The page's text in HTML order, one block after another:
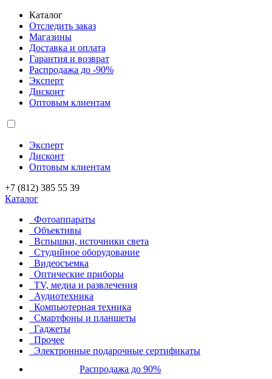
Каталог
Отследить заказ
Магазины
Доставка и оплата
Гарантия и возврат
Распродажа до -90%
Эксперт
Дисконт
Оптовым клиентам
Эксперт
Дисконт
Оптовым клиентам
+7 (812) 385 55 39
Каталог
Фотоаппараты
Объективы
Вспышки, источники света
Студийное оборудование
Видеосъемка
Оптические приборы
TV, медиа и развлечения
Аудиотехника
Компьютерная техника
Смартфоны и планшеты
Гаджеты
Прочее
Электронные подарочные сертификаты
Распродажа до 90%